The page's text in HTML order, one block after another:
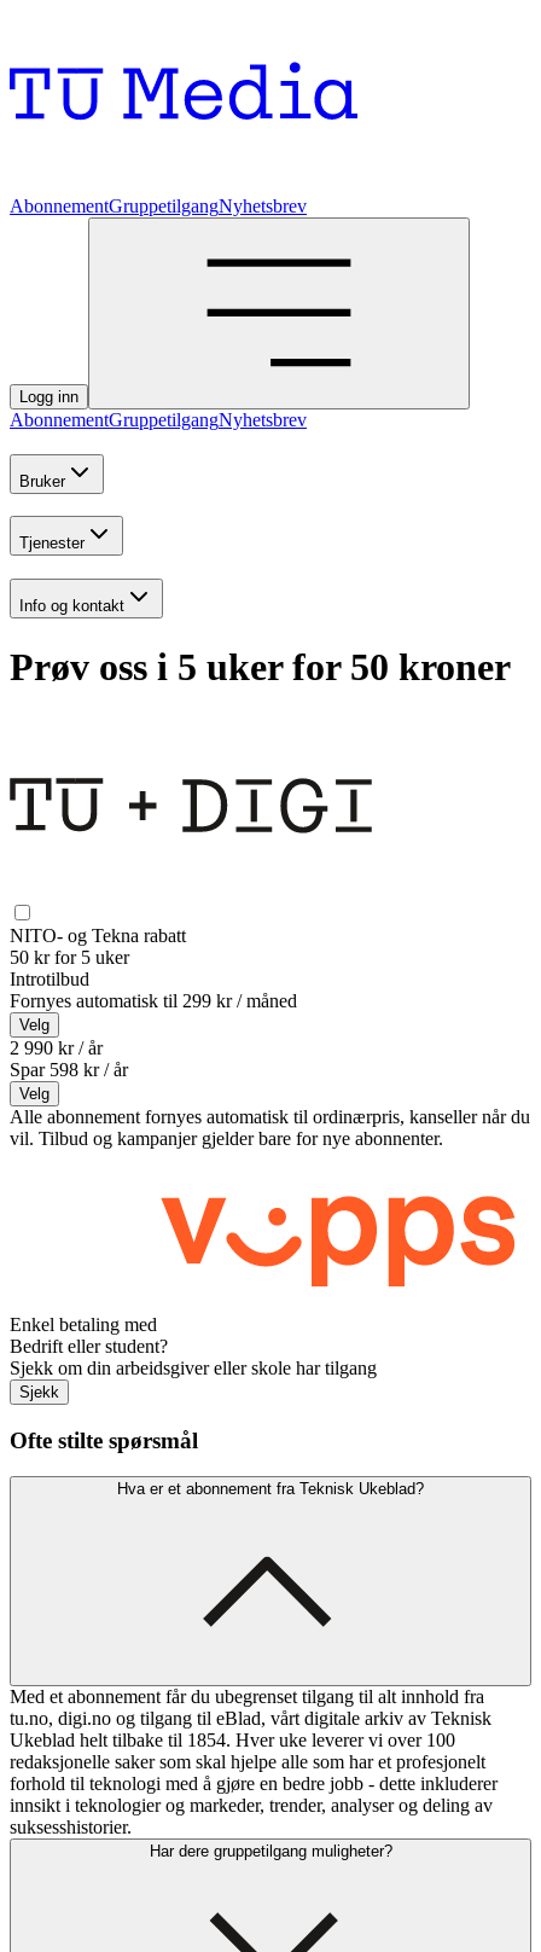
AbonnementGruppetilgangNyhetsbrev
Logg inn
AbonnementGruppetilgangNyhetsbrev
Bruker
Tjenester
Info og kontakt
Prøv oss i 5 uker for 50 kroner
NITO- og Tekna rabatt
50 kr for 5 uker
Introtilbud
Fornyes automatisk til 299 kr / måned
Velg
2 990 kr / år
Spar 598 kr /år
Velg
Alle abonnement fornyes automatisk til ordinærpris, kanseller når du
vil. Tilbud og kampanjer gjelder bare for nye abonnenter.
Enkel betaling med
Bedrift eller student?
Sjekk om din arbeidsgiver eller skole har tilgang
Sjekk
Ofte stilte spørsmål
Hva er et abonnement fra Teknisk Ukeblad?
Med et abonnement får du ubegrenset tilgang til alt innhold fra
tu.no, digi.no og tilgang til eBlad, vårt digitale arkiv av Teknisk
Ukeblad helt tilbake til 1854. Hver uke leverer vi over 100
redaksjonelle saker som skal hjelpe alle som har et profesjonelt
forhold til teknologi med å gjøre en bedre jobb - dette inkluderer
innsikt i teknologier og markeder, trender, analyser og deling av
suksesshistorier.
Har dere gruppetilgang muligheter?